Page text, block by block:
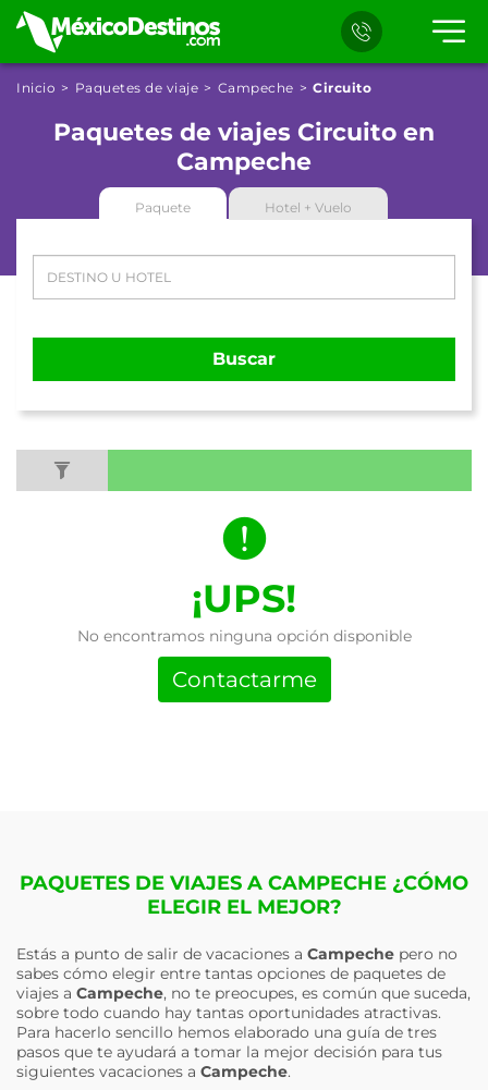
Inicio Paquetes de viaje Campeche Circuito
Paquetes de viajes Circuito en
Campeche
Paquete Hotel + Vuelo
Buscar
¡UPS!
No encontramos ninguna opción disponible
Contactarme
PAQUETES DE VIAJES A CAMPECHE ¿CÓMO
ELEGIR EL MEJOR?
Estás a punto de salir de vacaciones a Campeche pero no
sabes cómo elegir entre tantas opciones de paquetes de
viajes a Campeche, no te preocupes, es común que suceda,
sobre todo cuando hay tantas oportunidades atractivas.
Para hacerlo sencillo hemos elaborado una guía de tres
pasos que te ayudará a tomar la mejor decisión para tus
siguientes vacaciones a Campeche.